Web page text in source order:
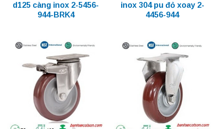
d125 càng inox 2-5456-
944-BRK4
inox 304 pu đỏ xoay 2-
4456-944